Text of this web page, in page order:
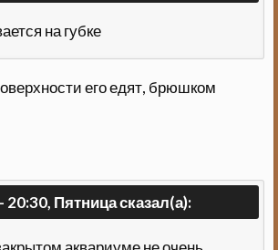
на губке
его едят, брюшком
20:30, Пятница сказал(а):